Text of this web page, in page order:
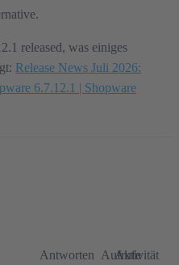
released, was einiges
Release News Juli 2026:
6.7.12.1 | Shopware
Antworten Aufrufe
Aktivität